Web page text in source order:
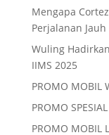
Mengapa
Perjalanan Jauh
Wuling
IIMS 2025
PROMO MOBIL
PROMO
PROMO MOBIL